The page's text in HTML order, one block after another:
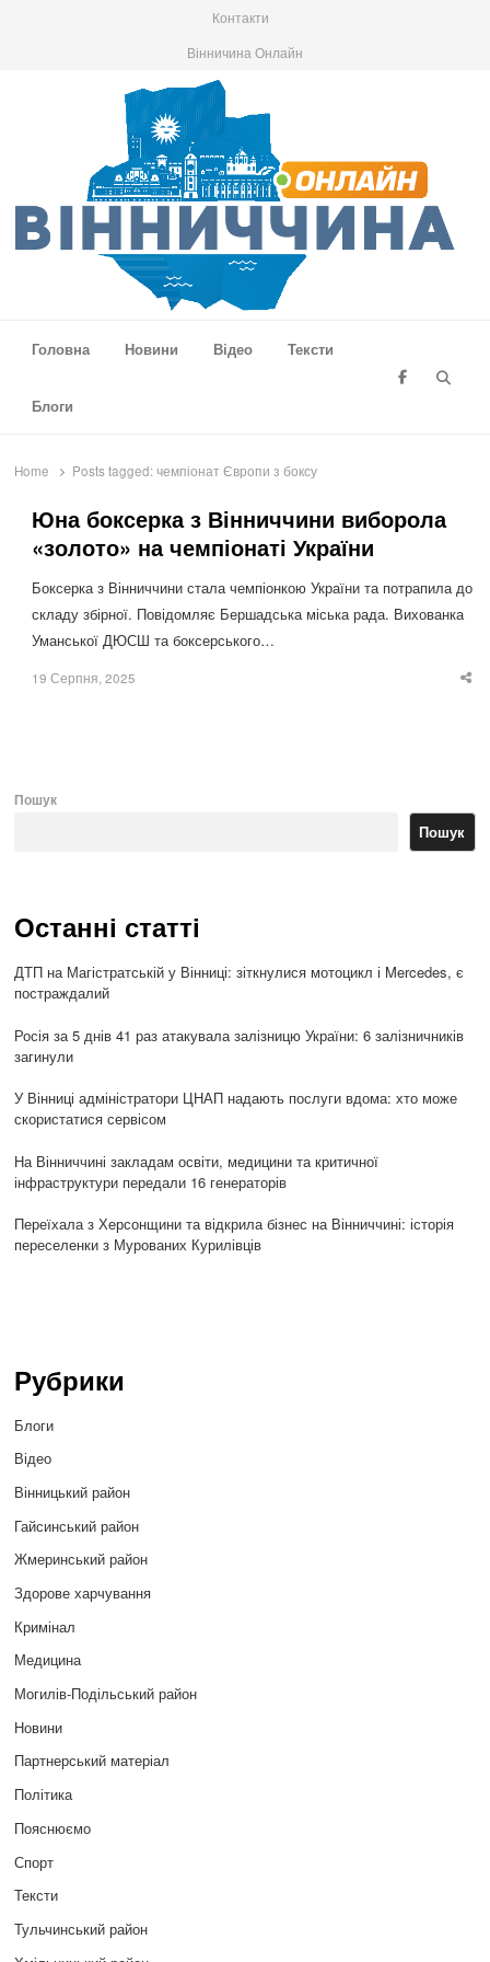
Контакти
Вінничина Онлайн
Головна
Новини Відео Тексти
Блоги
Home Posts tagged:чемпіонат Європи з боксу
Юна боксерка з Вінниччини виборола
«золото» на чемпіонаті України
Боксерка з Вінниччини стала чемпіонкою України та потрапила до
складу збірної. Повідомляє Бершадська міська рада. Вихованка
Уманської ДЮСШ та боксерського…
19 Серпня, 2025
Пошук
Пошук
Останні статті
ДТП на Магістратській у Вінниці: зіткнулися мотоцикл і Mercedes, є
постраждалий
Росія за 5 днів 41 раз атакувала залізницю України: 6 залізничників
загинули
У Вінниці адміністратори ЦНАП надають послуги вдома: хто може
скористатися сервісом
На Вінниччині закладам освіти, медицини та критичної
інфраструктури передали 16 генераторів
Переїхала з Херсонщини та відкрила бізнес на Вінниччині: історія
переселенки з Мурованих Курилівців
Рубрики
Блоги
Відео
Вінницький район
Гайсинський район
Жмеринський район
Здорове харчування
Кримінал
Медицина
Могилів-Подільський район
Новини
Партнерський матеріал
Політика
Пояснюємо
Спорт
Тексти
Тульчинський район